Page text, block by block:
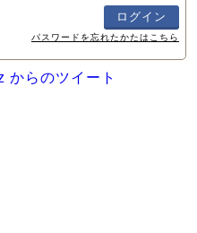
パスワードを忘れたかたはこちら
らのツイート